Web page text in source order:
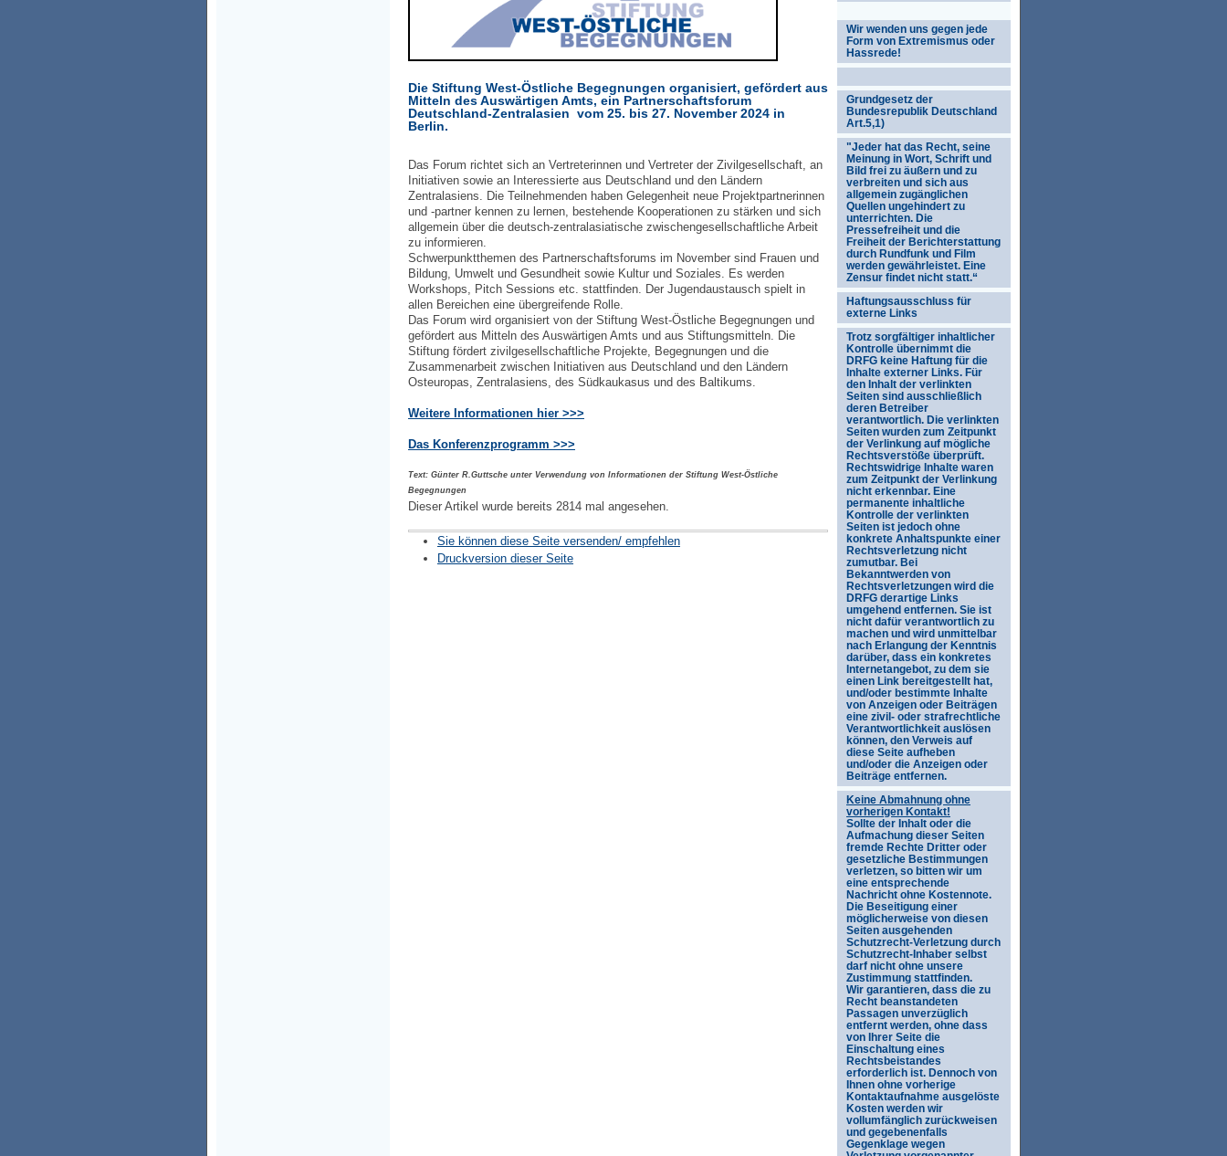
Wir wenden uns gegen jede
Form von Extremismus oder
Hassrede!
Grundgesetz der
Bundesrepublik Deutschland
Art.5,1)
"Jeder hat das Recht, seine
Meinung in Wort, Schrift und
Bild frei zu äußern und zu
verbreiten und sich aus
allgemein zugänglichen
Quellen ungehindert zu
unterrichten. Die
Pressefreiheit und die
Freiheit der Berichterstattung
durch Rundfunk und Film
werden gewährleistet. Eine
Zensur findet nicht statt.“
Haftungsausschluss für
externe Links
Trotz sorgfältiger inhaltlicher
Kontrolle übernimmt die
DRFG keine Haftung für die
Inhalte externer Links. Für
den Inhalt der verlinkten
Seiten sind ausschließlich
deren Betreiber
verantwortlich. Die verlinkten
Seiten wurden zum Zeitpunkt
der Verlinkung auf mögliche
Rechtsverstöße überprüft.
Rechtswidrige Inhalte waren
zum Zeitpunkt der Verlinkung
nicht erkennbar. Eine
permanente inhaltliche
Kontrolle der verlinkten
Seiten ist jedoch ohne
konkrete Anhaltspunkte einer
Rechtsverletzung nicht
zumutbar. Bei
Bekanntwerden von
Rechtsverletzungen wird die
DRFG derartige Links
umgehend entfernen. Sie ist
nicht dafür verantwortlich zu
machen und wird unmittelbar
nach Erlangung der Kenntnis
darüber, dass ein konkretes
Internetangebot, zu dem sie
einen Link bereitgestellt hat,
und/oder bestimmte Inhalte
von Anzeigen oder Beiträgen
eine zivil- oder strafrechtliche
Verantwortlichkeit auslösen
können, den Verweis auf
diese Seite aufheben
und/oder die Anzeigen oder
Beiträge entfernen.
Keine Abmahnung ohne
vorherigen Kontakt!
Sollte der Inhalt oder die
Aufmachung dieser Seiten
fremde Rechte Dritter oder
gesetzliche Bestimmungen
verletzen, so bitten wir um
eine entsprechende
Nachricht ohne Kostennote.
Die Beseitigung einer
möglicherweise von diesen
Seiten ausgehenden
Schutzrecht-Verletzung durch
Schutzrecht-Inhaber selbst
darf nicht ohne unsere
Zustimmung stattfinden.
Wir garantieren, dass die zu
Recht beanstandeten
Passagen unverzüglich
entfernt werden, ohne dass
von Ihrer Seite die
Einschaltung eines
Rechtsbeistandes
erforderlich ist. Dennoch von
Ihnen ohne vorherige
Kontaktaufnahme ausgelöste
Kosten werden wir
vollumfänglich zurückweisen
und gegebenenfalls
Gegenklage wegen
Die Stiftung West-Östliche Begegnungen organisiert, gefördert aus
Mitteln des Auswärtigen Amts, ein Partnerschaftsforum
Deutschland-Zentralasien vom 25. bis 27. November 2024 in
Berlin.
Das Forum richtet sich an Vertreterinnen und Vertreter der Zivilgesellschaft, an
Initiativen sowie an Interessierte aus Deutschland und den Ländern
Zentralasiens. Die Teilnehmenden haben Gelegenheit neue Projektpartnerinnen
und -partner kennen zu lernen, bestehende Kooperationen zu stärken und sich
allgemein über die deutsch-zentralasiatische zwischengesellschaftliche Arbeit
zu informieren.
Schwerpunktthemen des Partnerschaftsforums im November sind Frauen und
Bildung, Umwelt und Gesundheit sowie Kultur und Soziales. Es werden
Workshops, Pitch Sessions etc. stattfinden. Der Jugendaustausch spielt in
allen Bereichen eine übergreifende Rolle.
Das Forum wird organisiert von der Stiftung West-Östliche Begegnungen und
gefördert aus Mitteln des Auswärtigen Amts und aus Stiftungsmitteln. Die
Stiftung fördert zivilgesellschaftliche Projekte, Begegnungen und die
Zusammenarbeit zwischen Initiativen aus Deutschland und den Ländern
Osteuropas, Zentralasiens, des Südkaukasus und des Baltikums.
Weitere Informationen hier >>>
Das Konferenzprogramm >>>
Text: Günter R.Guttsche unter Verwendung von Informationen der Stiftung West-Östliche
Begegnungen
Dieser Artikel wurde bereits 2814 mal angesehen.
Sie können diese Seite versenden/ empfehlen
Druckversion dieser Seite